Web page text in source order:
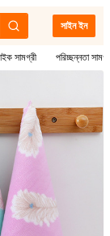
সাইন ইন
সামগ্রী পরিচ্ছন্নতা